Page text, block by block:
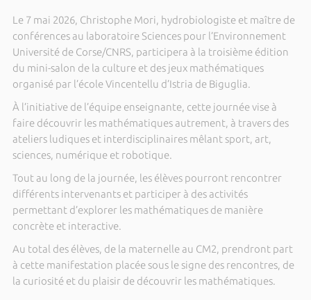
Le 7 mai 2026, Christophe Mori, hydrobiologiste et maître de
conférences au laboratoire Sciences pour l’Environnement
Université de Corse/CNRS, participera à la troisième édition
du mini-salon de la culture et des jeux mathématiques
organisé par l’école Vincentellu d’Istria de Biguglia.
À l’initiative de l’équipe enseignante, cette journée vise à
faire découvrir les mathématiques autrement, à travers des
ateliers ludiques et interdisciplinaires mêlant sport, art,
sciences, numérique et robotique.
Tout au long de la journée, les élèves pourront rencontrer
différents intervenants et participer à des activités
permettant d’explorer les mathématiques de manière
concrète et interactive.
Au total des élèves, de la maternelle au CM2, prendront part
à cette manifestation placée sous le signe des rencontres, de
la curiosité et du plaisir de découvrir les mathématiques.